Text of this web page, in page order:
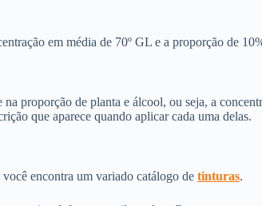
em média de 70º GL e a proporção de
proporção de planta e álcool, ou seja, a
que aparece quando aplicar cada uma delas.
encontra um variado catálogo de tinturas.